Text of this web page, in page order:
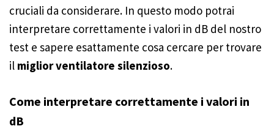
cruciali da considerare. In questo modo potrai
interpretare correttamente i valori in dB del nostro
test e sapere esattamente cosa cercare per trovare
il miglior ventilatore silenzioso.
Come interpretare correttamente i valori in
dB